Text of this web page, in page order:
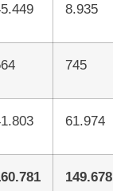
45.449 8.935
564 745
41.803 61.974
160.781 149.678